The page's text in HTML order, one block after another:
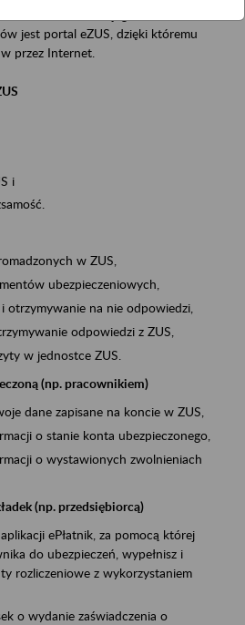
jest portal eZUS, dzięki któremu
przez Internet.
i
w ZUS,
ubezpieczeniowych,
otrzymywanie na nie odpowiedzi,
odpowiedzi z ZUS,
w jednostce ZUS.
(np. pracownikiem)
dane zapisane na koncie w ZUS,
o stanie konta ubezpieczonego,
o wystawionych zwolnieniach
(np. przedsiębiorcą)
ePłatnik, za pomocą której
do ubezpieczeń, wypełnisz i
rozliczeniowe z wykorzystaniem
o wydanie zaświadczenia o